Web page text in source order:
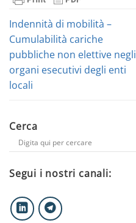
Indennità di mobilità –
Cumulabilità cariche
pubbliche non elettive negli
organi esecutivi degli enti
locali
Cerca
Segui i nostri canali: